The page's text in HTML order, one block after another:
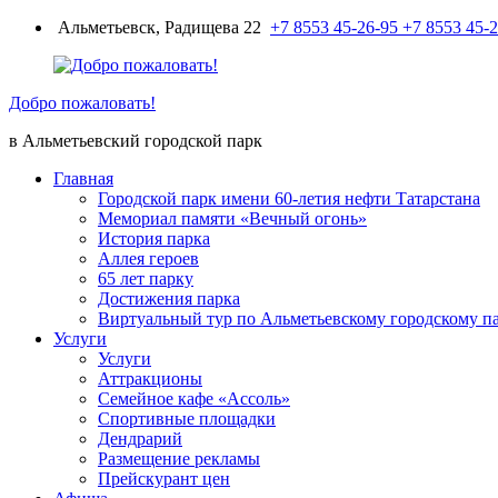
Перейти
содержимому
Альметьевск, Радищева 22 +7 8553 45-26-95 +7 8553 45-
Добро пожаловать!
в Альметьевский городской парк
Главная
Городской парк имени 60-летия нефти Татарстана
Мемориал памяти «Вечный огонь»
История парка
Аллея героев
65 лет парку
Достижения парка
Виртуальный тур по Альметьевскому городскому
Услуги
Услуги
Аттракционы
Семейное кафе «Ассоль»
Спортивные площадки
Дендрарий
Размещение рекламы
Прейскурант цен